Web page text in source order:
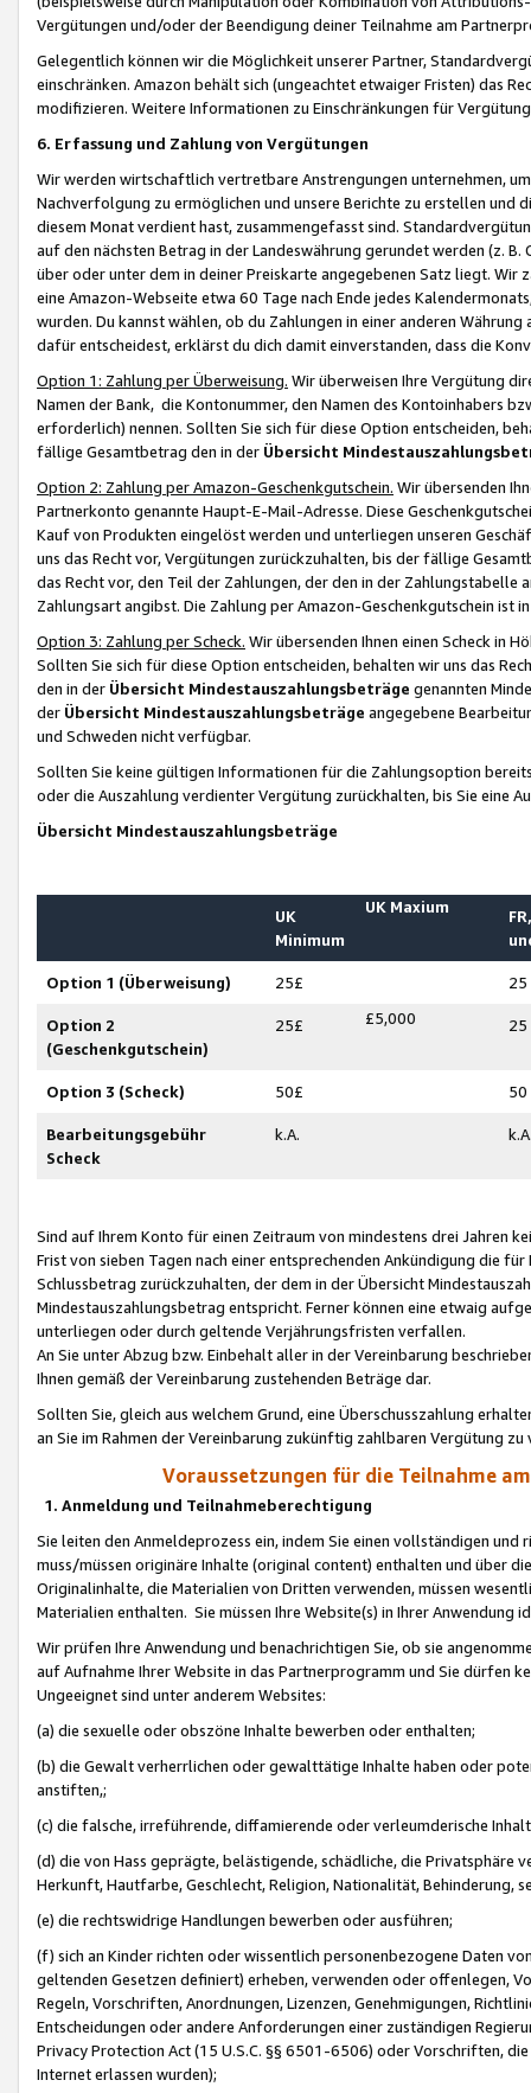
Vergütungen und/oder der Beendigung deiner Teilnahme am
Gelegentlich können wir die Möglichkeit unserer Partner,
einschränken. Amazon behält sich (ungeachtet etwaiger Fristen) das
modifizieren. Weitere Informationen zu Einschränkungen für
6. Erfassung und Zahlung von Vergütungen
Wir werden wirtschaftlich vertretbare Anstrengungen unternehmen,
Nachverfolgung zu ermöglichen und unsere Berichte zu erstellen und
diesem Monat verdient hast, zusammengefasst sind.
auf den nächsten Betrag in der Landeswährung gerundet werden (z.
über oder unter dem in deiner Preiskarte angegebenen Satz liegt.
eine Amazon-Webseite etwa 60 Tage nach Ende jedes
wurden. Du kannst wählen, ob du Zahlungen in einer anderen
dafür entscheidest, erklärst du dich damit einverstanden, dass die
Option 1: Zahlung per Überweisung. Wir überweisen Ihre Vergütung
Namen der Bank, die Kontonummer, den Namen des Kontoinhabers
erforderlich) nennen. Sollten Sie sich für diese Option entscheiden,
fällige Gesamtbetrag den in der Übersicht
Option 2: Zahlung per Amazon-Geschenkgutschein. Wir übersenden
Partnerkonto genannte Haupt-E-Mail-Adresse. Diese
Kauf von Produkten eingelöst werden und unterliegen unseren
uns das Recht vor, Vergütungen zurückzuhalten, bis der fällige
das Recht vor, den Teil der Zahlungen, der den in der
Zahlungsart angibst. Die Zahlung per Amazon-Geschenkgutschein ist
Option 3: Zahlung per Scheck. Wir übersenden Ihnen einen Scheck in
Sollten Sie sich für diese Option entscheiden, behalten wir uns das
den in der Übersicht Mindestauszahlungsbeträge genannten
der Übersicht Mindestauszahlungsbeträge angegebene
und Schweden nicht verfügbar.
Sollten Sie keine gültigen Informationen für die Zahlungsoption
oder die Auszahlung verdienter Vergütung zurückhalten, bis Sie
Übersicht Mindestauszahlungsbeträge
UK
Minimum
UK Maxium
Option 1 (Überweisung) 25£ 25
Option 2
(Geschenkgutschein)
25£ £5,000 25
Option 3 (Scheck) 50£ 50
Bearbeitungsgebühr
Scheck
k.A.
Sind auf Ihrem Konto für einen Zeitraum von mindestens drei Jahren
Frist von sieben Tagen nach einer entsprechenden Ankündigung die
Schlussbetrag zurückzuhalten, der dem in der Übersicht
Mindestauszahlungsbetrag entspricht. Ferner können eine etwaig
unterliegen oder durch geltende Verjährungsfristen verfallen.
An Sie unter Abzug bzw. Einbehalt aller in der Vereinbarung
Ihnen gemäß der Vereinbarung zustehenden Beträge dar.
Sollten Sie, gleich aus welchem Grund, eine Überschusszahlung
an Sie im Rahmen der Vereinbarung zukünftig zahlbaren Vergütung zu
Voraussetzungen für die Teilnahme
1. Anmeldung und Teilnahmeberechtigung
Sie leiten den Anmeldeprozess ein, indem Sie einen vollständigen
muss/müssen originäre Inhalte (original content) enthalten und über
Originalinhalte, die Materialien von Dritten verwenden, müssen
Materialien enthalten. Sie müssen Ihre Website(s) in Ihrer Anwendung
Wir prüfen Ihre Anwendung und benachrichtigen Sie, ob sie
auf Aufnahme Ihrer Website in das Partnerprogramm und Sie dürfen
Ungeeignet sind unter anderem Websites:
(a) die sexuelle oder obszöne Inhalte bewerben oder enthalten;
(b) die Gewalt verherrlichen oder gewalttätige Inhalte haben oder
anstiften,;
(c) die falsche, irreführende, diffamierende oder verleumderische
(d) die von Hass geprägte, belästigende, schädliche, die Privatsphäre
Herkunft, Hautfarbe, Geschlecht, Religion, Nationalität, Behinderung,
(e) die rechtswidrige Handlungen bewerben oder ausführen;
(f) sich an Kinder richten oder wissentlich personenbezogene Daten
geltenden Gesetzen definiert) erheben, verwenden oder offenlegen,
Regeln, Vorschriften, Anordnungen, Lizenzen, Genehmigungen,
Entscheidungen oder andere Anforderungen einer zuständigen
Privacy Protection Act (15 U.S.C. §§ 6501-6506) oder Vorschriften,
Internet erlassen wurden);